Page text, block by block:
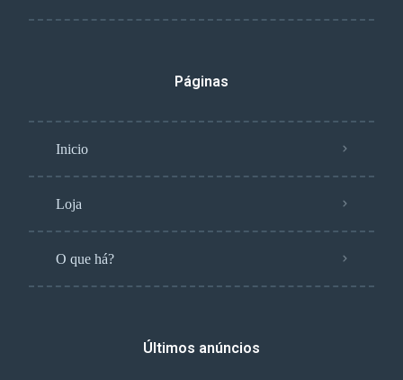
Páginas
Inicio
Loja
O que há?
Últimos anúncios